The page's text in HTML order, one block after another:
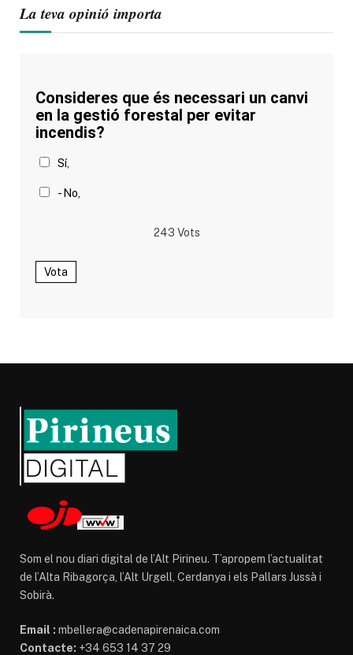
La teva opinió importa
Consideres que és necessari un canvi
en la gestió forestal per evitar
incendis?
Sí,
- No,
243 Vots
Vota
Som el nou diari digital de l’Alt Pirineu. T’apropem l’actualitat
de l’Alta Ribagorça, l’Alt Urgell, Cerdanya i els Pallars Jussà i
Sobirà.
Email : mbellera@cadenapirenaica.com
Contacte: +34 653 14 37 29